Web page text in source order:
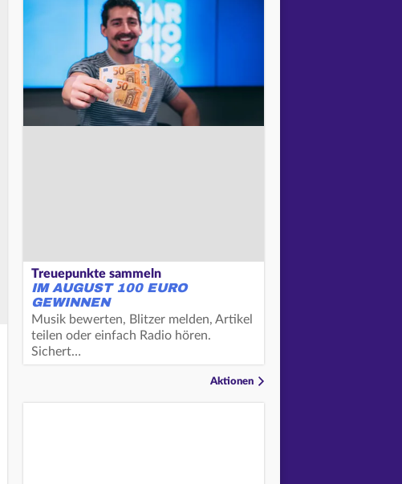
Treuepunkte sammeln
IM AUGUST 100 EURO
GEWINNEN
Musik bewerten, Blitzer melden, Artikel
teilen oder einfach Radio hören.
Sichert…
Aktionen